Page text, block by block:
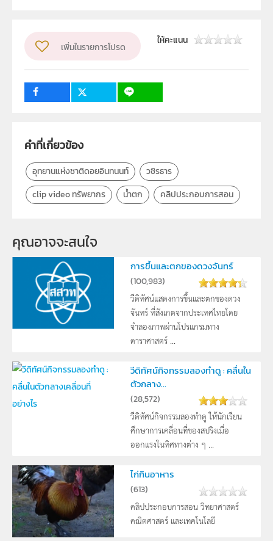
นายวิจิตร ทั่งทอง
วิชา
โลก ดาราศาสตร์ และอวกาศ
ระดับชั้น
ครู, นักเรียน, บุคคลทั่วไป
เพิ่มในรายการโปรด
ให้คะแนน
คำที่เกี่ยวข้อง
อุทยานแห่งชาติดอยอินทนนท์
วชิรธาร
clip video ทรัพยากร
น้ำตก คลิปประกอบการสอน
คุณอาจจะสนใจ
การขึ้นและตกของดวงจันทร์
(100,983)
วีดิทัศน์แสดงการขึ้นและตกของดวง
จันทร์ ที่สังเกตจากประเทศไทยโดย
จำลองภาพผ่านโปรแกรมทาง
ดาราศาสตร์ ...
วีดิทัศน์กิจกรรมลองทำดู : คลื่นใน
ตัวกลาง...
(28,572)
วีดิทัศน์กิจกรรมลองทำดู ให้นักเรียน
ศึกษาการเคลื่อนที่ของสปริงเมื่อ
ออกแรงในทิศทางต่าง ๆ ...
ไก่กินอาหาร
(613)
คลิปประกอบการสอน วิทยาศาสตร์
คณิตศาสตร์ และเทคโนโลยี